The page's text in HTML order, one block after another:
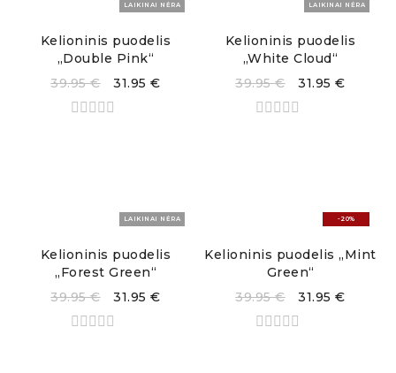
LAIKINAI NĖRA
Kelioninis puodelis
„Double Pink“
39.95€ 31.95€
LAIKINAI NĖRA
Kelioninis puodelis
„White Cloud“
39.95€ 31.95€
LAIKINAI NĖRA
Kelioninis puodelis
„Forest Green“
39.95€ 31.95€
-20%
Kelioninis puodelis „Mint
Green“
39.95€ 31.95€